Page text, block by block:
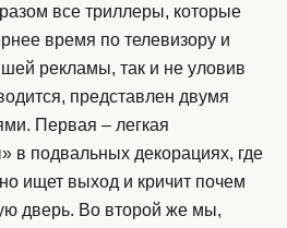
все триллеры, которые
время по телевизору и
рекламы, так и не уловив
представлен двумя
Первая – легкая
в подвальных декорациях, где
ищет выход и кричит почем
дверь. Во второй же мы,